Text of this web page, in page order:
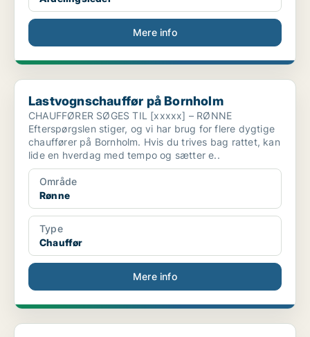
Mere info
Lastvognschauffør på Bornholm
Lastvognschauffør på Bornholm
CHAUFFØRER SØGES TIL [xxxxx] – RØNNE
Efterspørgslen stiger, og vi har brug for flere dygtige
chauffører på Bornholm. Hvis du trives bag rattet, kan
lide en hverdag med tempo og sætter e..
Område
Rønne
Type
Chauffør
Mere info
Freelance job som Stevedore, Rønne